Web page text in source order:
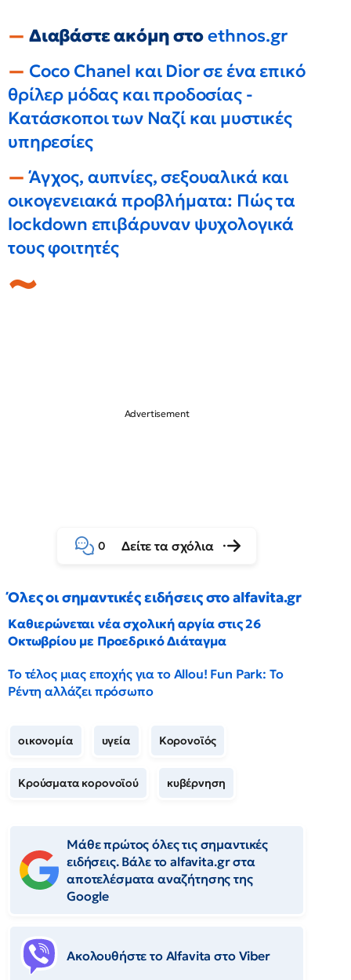
Διαβάστε ακόμη στοethnos.gr
Coco Chanel και Dior σε ένα επικό
θρίλερ μόδας και προδοσίας -
Κατάσκοποι των Ναζί και μυστικές
υπηρεσίες
Άγχος, αυπνίες, σεξουαλικά και
οικογενειακά προβλήματα: Πώς τα
lockdown επιβάρυναν ψυχολογικά
τους φοιτητές
0 Δείτε τα σχόλια
Όλες οι σημαντικές ειδήσεις στο alfavita.gr
Καθιερώνεται νέα σχολική αργία στις 26
Οκτωβρίου με Προεδρικό Διάταγμα
Το τέλος μιας εποχής για το Allou! Fun Park: Το
Ρέντη αλλάζει πρόσωπο
οικονομία υγεία Κορονοϊός
Κρούσματα κορονοϊού κυβέρνηση
Μάθε πρώτος όλες τις σημαντικές
ειδήσεις. Βάλε το alfavita.gr στα
αποτελέσματα αναζήτησης της
Google
Ακολουθήστε το Αlfavita στο Viber